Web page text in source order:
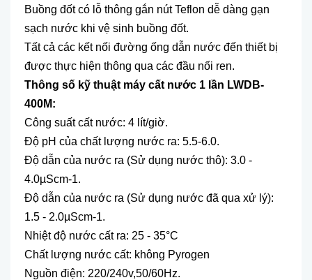
Buồng đốt có lỗ thông gắn nút Teflon dễ dàng gạn
sạch nước khi vệ sinh buồng đốt.
Tất cả các kết nối đường ống dẫn nước đến thiết bị
được thực hiện thông qua các đầu nối ren.
Thông số kỹ thuật máy cất nước 1 lần LWDB-
400M:
Công suất cất nước: 4 lít/giờ.
Độ pH của chất lượng nước ra: 5.5-6.0.
Độ dẫn của nước ra (Sử dụng nước thô): 3.0 -
4.0µScm-1.
Độ dẫn của nước ra (Sử dụng nước đã qua xử lý):
1.5 - 2.0µScm-1.
Nhiệt độ nước cất ra: 25 - 35°C
Chất lượng nước cất: không Pyrogen
Nguồn điện: 220/240v,50/60Hz.